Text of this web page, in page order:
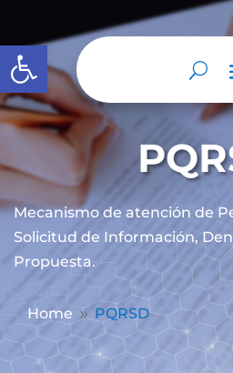
Abrir barra de herramientas
Mecanismo de atención de
Solicitud de Información,
Propuesta.
Home 9 PQRSD